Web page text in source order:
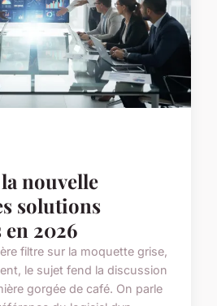
nouvelle
solutions
2026
filtre sur la moquette grise,
le sujet fend la discussion
gorgée de café. On parle